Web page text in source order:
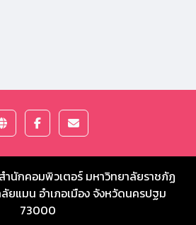
สำนักคอมพิวเตอร์ มหาวิทยาลัยราชภัฏ
ยแมน อำเภอเมือง จังหวัดนครปฐม
73000